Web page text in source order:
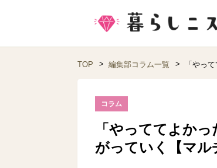
TOP 編集部コラム一覧 「やっ
コラム
「やっててよか
がっていく【マル